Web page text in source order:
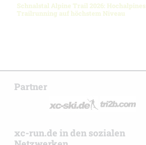
Schnalstal Alpine Trail 2026: Hochalpines
Trailrunning auf höchstem Niveau
Partner
xc-run.de in den sozialen